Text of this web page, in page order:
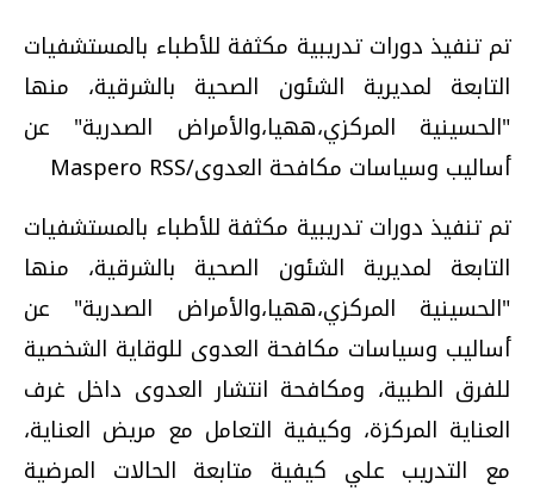
تم تنفيذ دورات تدريبية مكثفة للأطباء بالمستشفيات
التابعة لمديرية الشئون الصحية بالشرقية، منها
"الحسينية المركزي،ههيا،والأمراض الصدرية" عن
أساليب وسياسات مكافحة العدوى/Maspero RSS
تم تنفيذ دورات تدريبية مكثفة للأطباء بالمستشفيات
التابعة لمديرية الشئون الصحية بالشرقية، منها
"الحسينية المركزي،ههيا،والأمراض الصدرية" عن
أساليب وسياسات مكافحة العدوى للوقاية الشخصية
للفرق الطبية، ومكافحة انتشار العدوى داخل غرف
العناية المركزة، وكيفية التعامل مع مريض العناية،
مع التدريب علي كيفية متابعة الحالات المرضية